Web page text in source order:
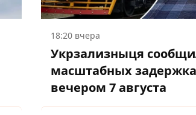
18:20 вчера
Укрзализныця
масштабных
вечером 7 августа